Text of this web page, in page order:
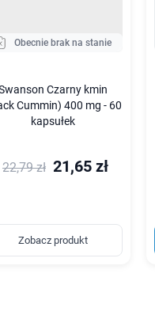
Obecnie brak na stanie
Czarny kmin
Cummin) 400 mg - 60
kapsułek
22,79 zł 21,65 zł
Zobacz produkt